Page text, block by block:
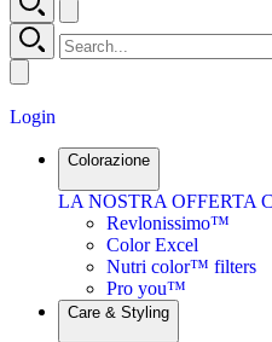
Login
Colorazione
LA NOSTRA OFFERTA
Revlonissimo™
Color Excel
Nutri color™ filters
Pro you™
Care & Styling